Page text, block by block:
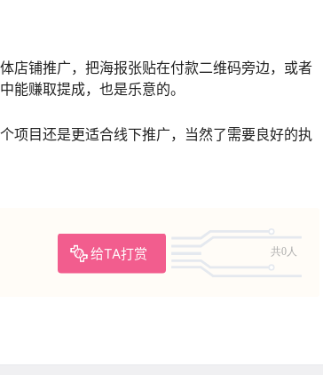
店铺推广，把海报张贴在付款二维码旁边，或者
能赚取提成，也是乐意的。
项目还是更适合线下推广，当然了需要良好的执
给TA打赏 共0人